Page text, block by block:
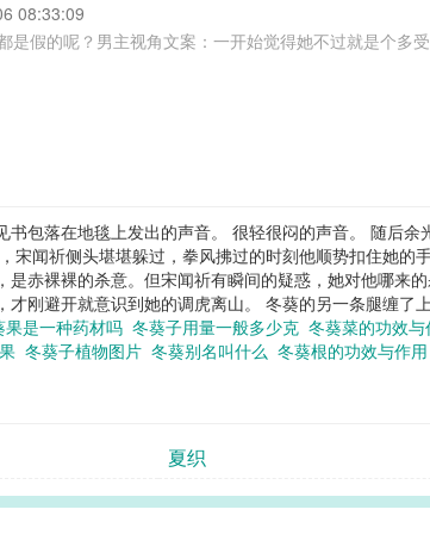
08:33:09
是假的呢？男主视角文案：一开始觉得她不过就是个多
包落在地毯上发出的声音。 很轻很闷的声音。 随后
闻祈侧头堪堪躲过，拳风拂过的时刻他顺势扣住她的
赤裸裸的杀意。但宋闻祈有瞬间的疑惑，她对他哪来
刚避开就意识到她的调虎离山。 冬葵的另一条腿缠了
是一种药材吗 冬葵子用量一般多少克 冬葵菜的功效与
冬葵子植物图片 冬葵别名叫什么 冬葵根的功效与作用
夏织